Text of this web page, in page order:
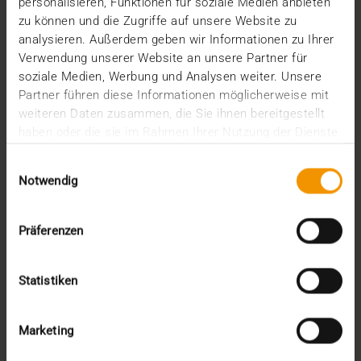
zu können und die Zugriffe auf unsere Website zu
analysieren. Außerdem geben wir Informationen zu Ihrer
Verwendung unserer Website an unsere Partner für
soziale Medien, Werbung und Analysen weiter. Unsere
Partner führen diese Informationen möglicherweise mit
weiteren Daten zusammen, die Sie ihnen bereitgestellt
Notwendig
Präferenzen
Statistiken
Marketing
die Sana Kliniken AG ihren Ruf als Pionier in
Sachen…